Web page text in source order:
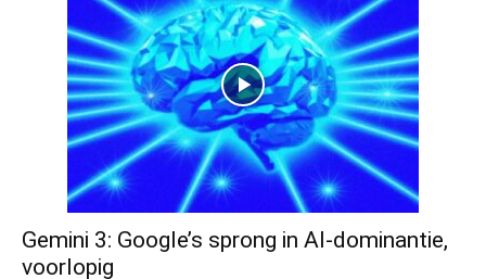
Gemini 3: Google’s sprong in AI-dominantie,
voorlopig